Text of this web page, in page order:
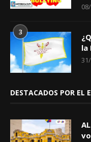
3
la
DESTACADOS POR EL